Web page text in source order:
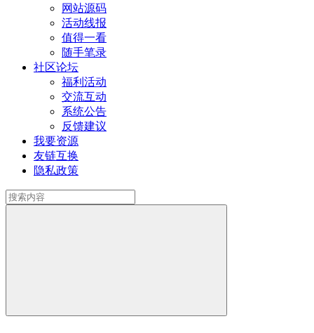
网站源码
活动线报
值得一看
随手笔录
社区论坛
福利活动
交流互动
系统公告
反馈建议
我要资源
友链互换
隐私政策